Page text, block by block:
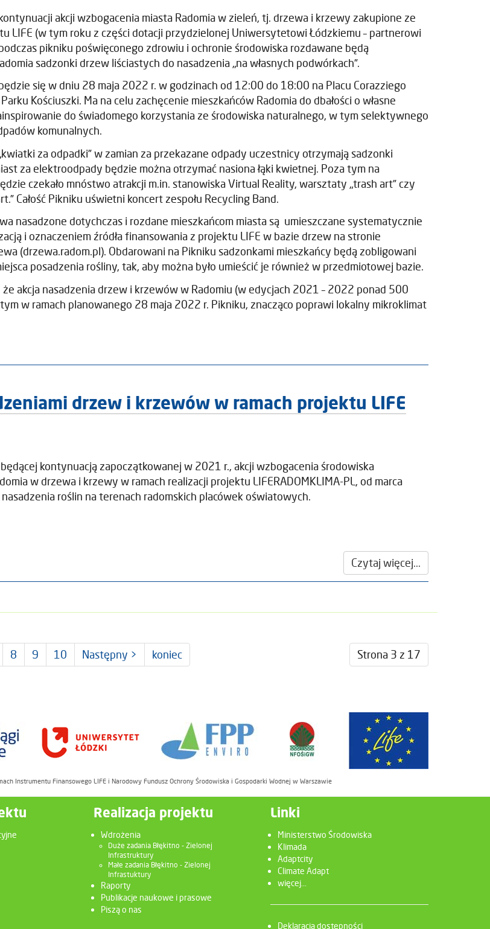
akcji wzbogacenia miasta Radomia w zieleń, tj. drzewa i krzewy zakupione ze
LIFE (w tym roku z części dotacji przydzielonej Uniwersytetowi Łódzkiemu – partnerowi
pikniku poświęconego zdrowiu i ochronie środowiska rozdawane będą
sadzonki drzew liściastych do nasadzenia „na własnych podwórkach”.
się w dniu 28 maja 2022 r. w godzinach od 12:00 do 18:00 na Placu Corazziego
Kościuszki. Ma na celu zachęcenie mieszkańców Radomia do dbałości o własne
do świadomego korzystania ze środowiska naturalnego, w tym selektywnego
komunalnych.
za odpadki” w zamian za przekazane odpady uczestnicy otrzymają sadzonki
za elektroodpady będzie można otrzymać nasiona łąki kwietnej. Poza tym na
czekało mnóstwo atrakcji m.in. stanowiska Virtual Reality, warsztaty „trash art” czy
Całość Pikniku uświetni koncert zespołu Recycling Band.
nasadzone dotychczas i rozdane mieszkańcom miasta są umieszczane systematycznie
i oznaczeniem źródła finansowania z projektu LIFE w bazie drzew na stronie
(drzewa.radom.pl). Obdarowani na Pikniku sadzonkami mieszkańcy będą zobligowani
posadzenia rośliny, tak, aby można było umieścić je również w przedmiotowej bazie.
że akcja nasadzenia drzew i krzewów w Radomiu (w edycjach 2021 – 2022 ponad 500
w ramach planowanego 28 maja 2022 r. Pikniku, znacząco poprawi lokalny mikroklimat
drzew i krzewów w ramach projektu LIFE
kontynuacją zapoczątkowanej w 2021 r., akcji wzbogacenia środowiska
w drzewa i krzewy w ramach realizacji projektu LIFERADOMKLIMA-PL, od marca
roślin na terenach radomskich placówek oświatowych.
Czytaj więcej...
Strona 3 z 17
8 9 10 Następny > koniec
Instrumentu Finansowego LIFE i Narodowy Fundusz Ochrony Środowiska i Gospodarki Wodnej w Warszawie
Realizacja projektu
Wdrożenia
Duże zadania Błękitno - Zielonej
Infrastruktury
Małe zadania Błękitno - Zielonej
Infrastuktury
Raporty
Publikacje naukowe i prasowe
Piszą o nas
Linki
Ministerstwo Środowiska
Klimada
Adaptcity
Climate Adapt
więcej...
Deklaracja dostępności